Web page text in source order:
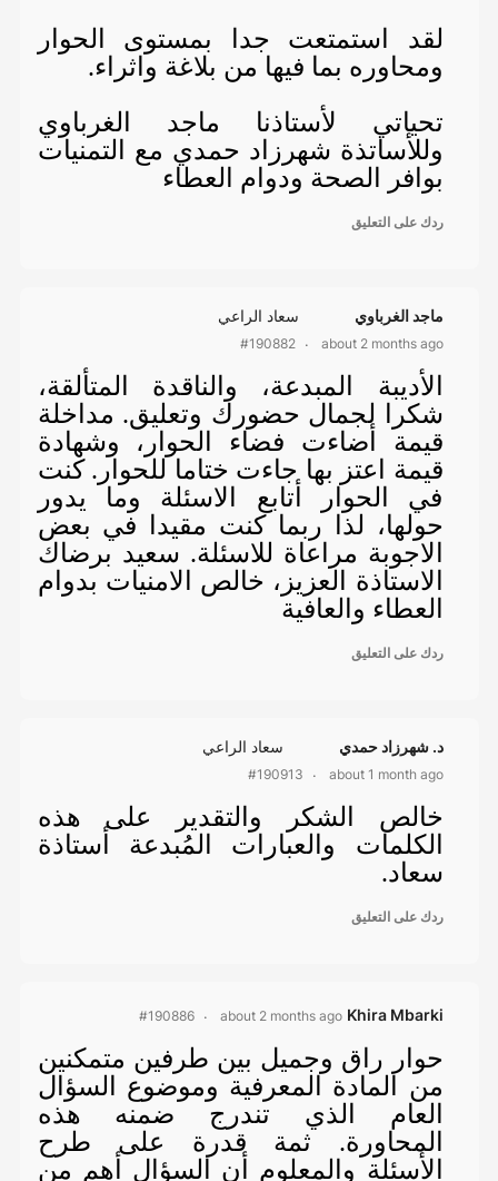
لقد استمتعت جدا بمستوى الحوار
ومحاوره بما فيها من بلاغة واثراء.
تحياتي لأستاذنا ماجد الغرباوي
وللأساتذة شهرزاد حمدي مع التمنيات
بوافر الصحة ودوام العطاء
ردك على التعليق
ماجد الغرباوي سعاد الراعي
about 2 months ago
#190882
الأديبة المبدعة، والناقدة المتألقة،
شكرا لجمال حضورك وتعليق. مداخلة
قيمة أضاءت فضاء الحوار، وشهادة
قيمة اعتز بها جاءت ختاما للحوار. كنت
في الحوار أتابع الاسئلة وما يدور
حولها، لذا ربما كنت مقيدا في بعض
الاجوبة مراعاة للاسئلة. سعيد برضاك
الاستاذة العزيز، خالص الامنيات بدوام
العطاء والعافية
ردك على التعليق
د. شهرزاد حمدي سعاد الراعي
about 1 month ago
#190913
خالص الشكر والتقدير على هذه
الكلمات والعبارات المُبدعة أستاذة
سعاد.
ردك على التعليق
Khira Mbarki
about 2 months ago
#190886
حوار راق وجميل بين طرفين متمكنين
من المادة المعرفية وموضوع السؤال
العام الذي تندرج ضمنه هذه
المحاورة. ثمة قدرة على طرح
الأسئلة والمعلوم أن السؤال أهم من